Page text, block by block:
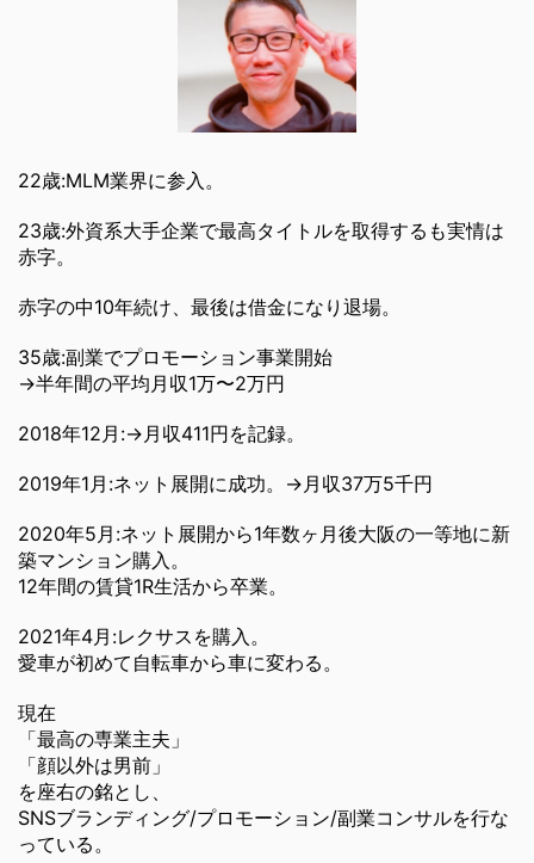
22歳:MLM業界に参入。
23歳:外資系大手企業で最高タイトルを取得するも実情は
赤字。
赤字の中10年続け、最後は借金になり退場。
35歳:副業でプロモーション事業開始
→半年間の平均月収1万〜2万円
2018年12月:→月収411円を記録。
2019年1月:ネット展開に成功。→月収37万5千円
2020年5月:ネット展開から1年数ヶ月後大阪の一等地に新
築マンション購入。
12年間の賃貸1R生活から卒業。
2021年4月:レクサスを購入。
愛車が初めて自転車から車に変わる。
現在
「最高の専業主夫」
「顔以外は男前」
を座右の銘とし、
SNSブランディング/プロモーション/副業コンサルを行な
っている。